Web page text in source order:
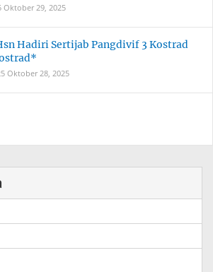
Oktober 29, 2025
Hadiri Sertijab Pangdivif 3 Kostrad
Oktober 28, 2025